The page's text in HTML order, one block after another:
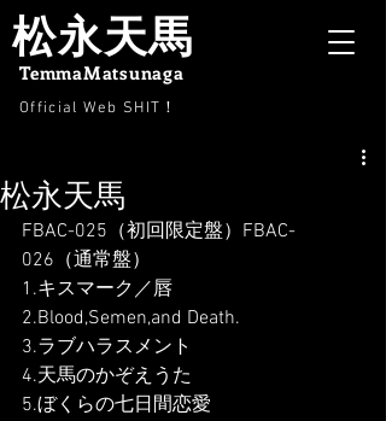
Official Web SHIT ！
松永天馬
TemmaMatsunaga
松永天馬
FBAC-025（初回限定盤）FBAC-
026（通常盤）
1.キスマーク／唇
2.Blood,Semen,and Death.
3.ラブハラスメント
4.天馬のかぞえうた
5.ぼくらの七日間恋愛